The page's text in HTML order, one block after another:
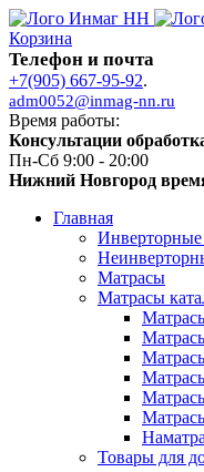
Корзина
Телефон и почта
+7(905) 667-95-92.
adm0052@inmag-nn.ru
Время работы:
Консультации
Пн-Сб 9:00 - 20:00
Нижний Новгород
Главная
Матрасы
Матрасы
Товары для